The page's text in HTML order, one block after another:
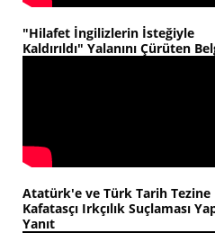
"Hilafet İngilizlerin İsteğiyle
Kaldırıldı" Yalanını Çürüten
Atatürk'e ve Türk Tarih Tezine
Kafatasçı Irkçılık Suçlaması
Yanıt